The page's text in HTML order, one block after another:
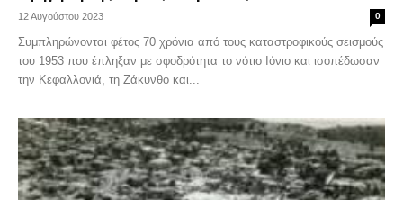
12 Αυγούστου 2023 0
Συμπληρώνονται φέτος 70 χρόνια από τους καταστροφικούς σεισμούς
του 1953 που έπληξαν με σφοδρότητα το νότιο Ιόνιο και ισοπέδωσαν
την Κεφαλλονιά, τη Ζάκυνθο και...